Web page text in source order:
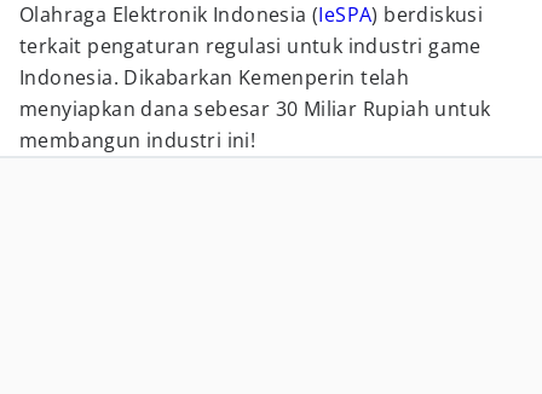
Olahraga Elektronik Indonesia (IeSPA) berdiskusi
terkait pengaturan regulasi untuk industri game
Indonesia. Dikabarkan Kemenperin telah
menyiapkan dana sebesar 30 Miliar Rupiah untuk
membangun industri ini!